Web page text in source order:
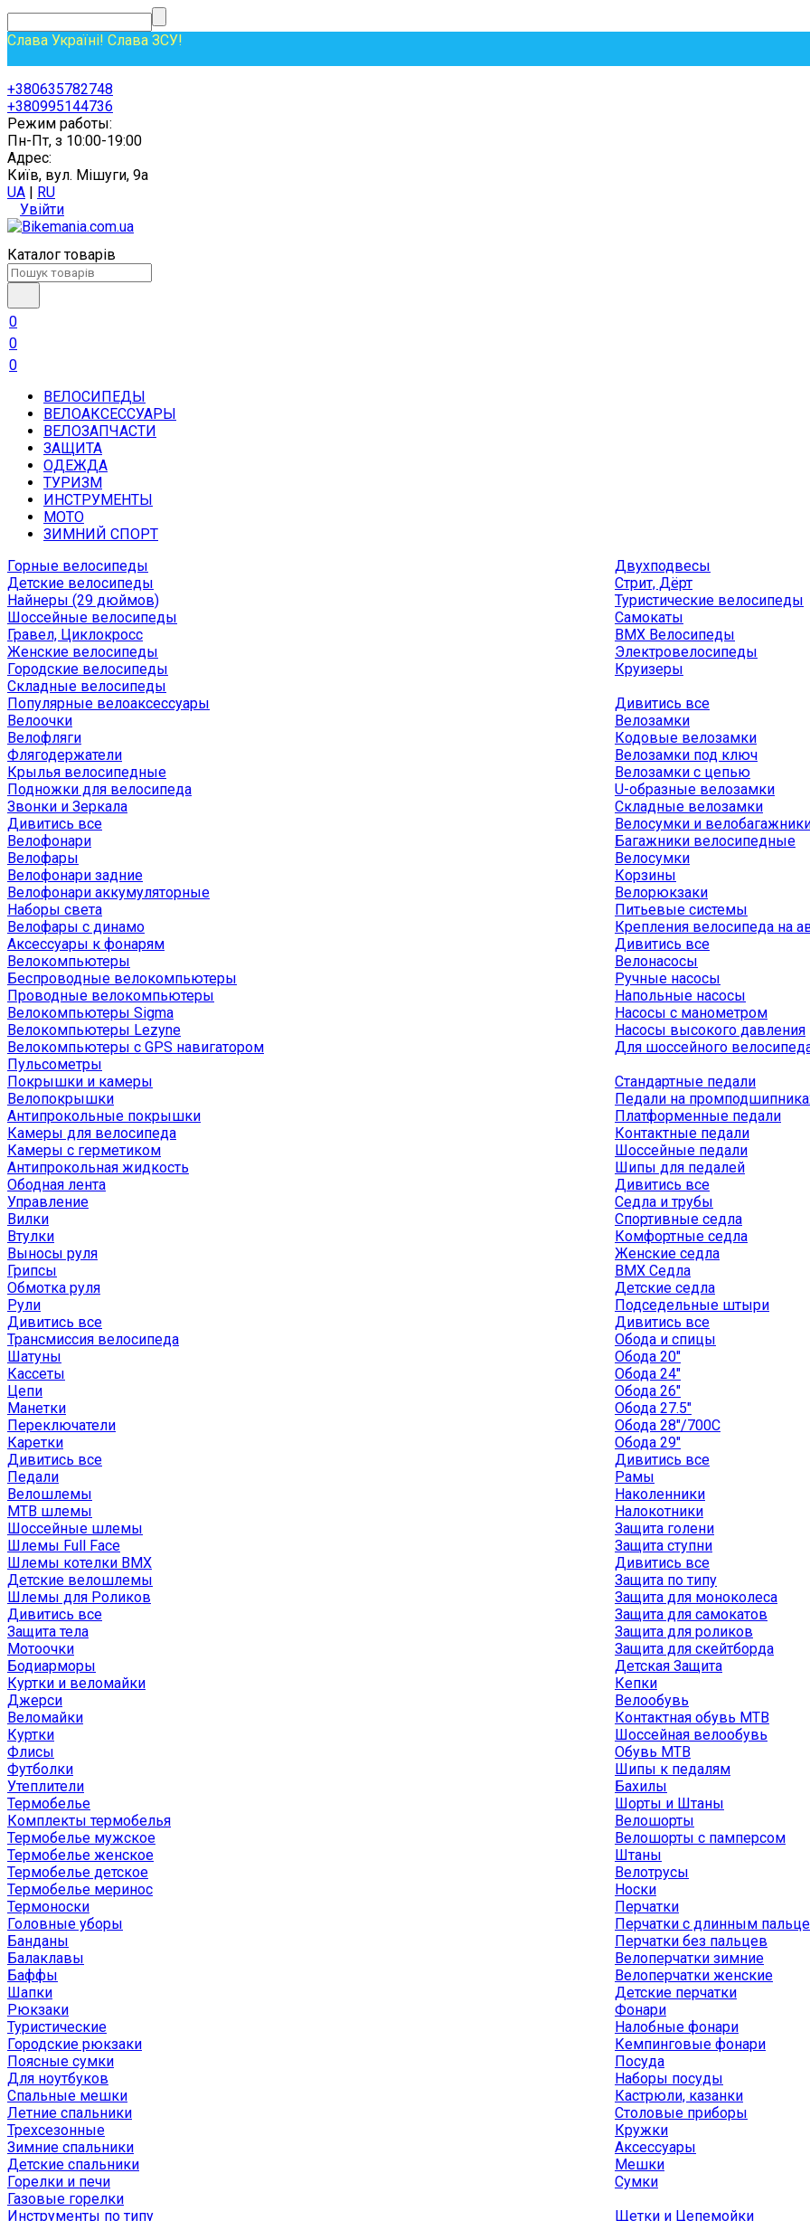
Слава Україні! Слава ЗСУ!
+380635782748
+380995144736
Режим работы:
Пн-Пт, з 10:00-19:00
Адрес:
Київ, вул. Мішуги, 9а
UA | RU
Увійти
Каталог товарів
0
0
0
ВЕЛОСИПЕДЫ
ВЕЛОАКСЕССУАРЫ
ВЕЛОЗАПЧАСТИ
ЗАЩИТА
ОДЕЖДА
ТУРИЗМ
ИНСТРУМЕНТЫ
МОТО
ЗИМНИЙ СПОРТ
Горные велосипеды
Детские велосипеды
Найнеры (29 дюймов)
Шоссейные велосипеды
Гравел, Циклокросс
Женские велосипеды
Городcкие велосипеды
Складные велосипеды
Двухподвесы
Стрит, Дёрт
Туристические велосипеды
Самокаты
BMX Велосипеды
Электровелосипеды
Круизеры
Популярные велоаксессуары
Велоочки
Велофляги
Флягодержатели
Крылья велосипедные
Подножки для велосипеда
Звонки и Зеркала
Дивитись все
Велофонари
Велофары
Велофонари задние
Велофонари аккумуляторные
Наборы света
Велофары с динамо
Аксессуары к фонарям
Велокомпьютеры
Беспроводные велокомпьютеры
Проводные велокомпьютеры
Велокомпьютеры Sigma
Велокомпьютеры Lezyne
Велокомпьютеры с GPS навигатором
Пульсометры
Дивитись все
Велозамки
Кодовые велозамки
Велозамки под ключ
Велозамки с цепью
U-образные велозамки
Складные велозамки
Велосумки и
Багажники велосипедные
Велосумки
Корзины
Велорюкзаки
Питьевые системы
Крепления велосипеда на
Дивитись все
Велонасосы
Ручные насосы
Напольные насосы
Насосы с манометром
Насосы высокого давления
Для шоссейного
Покрышки и камеры
Велопокрышки
Антипрокольные покрышки
Камеры для велосипеда
Камеры с герметиком
Антипрокольная жидкость
Ободная лента
Управление
Вилки
Втулки
Выносы руля
Грипсы
Обмотка руля
Рули
Дивитись все
Трансмиссия велосипеда
Шатуны
Кассеты
Цепи
Манетки
Переключатели
Каретки
Дивитись все
Педали
Стандартные педали
Педали на
Платформенные педали
Контактные педали
Шоссейные педали
Шипы для педалей
Дивитись все
Седла и трубы
Спортивные седла
Комфортные седла
Женские седла
BMX Седла
Детские седла
Подседельные штыри
Дивитись все
Обода и спицы
Обода 20"
Обода 24"
Обода 26"
Обода 27.5"
Обода 28"/700C
Обода 29"
Дивитись все
Рамы
Велошлемы
MTB шлемы
Шоссейные шлемы
Шлемы Full Face
Шлемы котелки BMX
Детские велошлемы
Шлемы для Роликов
Дивитись все
Защита тела
Мотоочки
Бодиарморы
Наколенники
Налокотники
Защита голени
Защита ступни
Дивитись все
Защита по типу
Защита для моноколеса
Защита для самокатов
Защита для роликов
Защита для скейтборда
Детская Защита
Куртки и веломайки
Джерси
Веломайки
Куртки
Флисы
Футболки
Утеплители
Термобелье
Комплекты термобелья
Термобелье мужское
Термобелье женское
Термобелье детское
Термобелье меринос
Термоноски
Головные уборы
Банданы
Балаклавы
Баффы
Шапки
Кепки
Велообувь
Контактная обувь MTB
Шоссейная велообувь
Обувь MTB
Шипы к педалям
Бахилы
Шорты и Штаны
Велошорты
Велошорты с памперсом
Штаны
Велотрусы
Носки
Перчатки
Перчатки с длинным
Перчатки без пальцев
Велоперчатки зимние
Велоперчатки женские
Детские перчатки
Рюкзаки
Туристические
Городские рюкзаки
Поясные сумки
Для ноутбуков
Спальные мешки
Летние спальники
Трехсезонные
Зимние спальники
Детские спальники
Горелки и печи
Газовые горелки
Фонари
Налобные фонари
Кемпинговые фонари
Посуда
Наборы посуды
Кастрюли, казанки
Столовые приборы
Кружки
Аксессуары
Мешки
Сумки
Инструменты по типу
Щетки и Цепемойки